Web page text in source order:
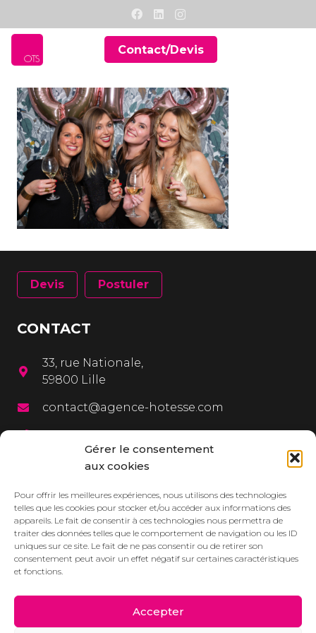
Gérer le consentement
aux cookies
Pour offrir les meilleures expériences, nous utilisons des technologies
telles que les cookies pour stocker et/ou accéder aux informations des
appareils. Le fait de consentir à ces technologies nous permettra de
traiter des données telles que le comportement de navigation ou les ID
uniques sur ce site. Le fait de ne pas consentir ou de retirer son
consentement peut avoir un effet négatif sur certaines caractéristiques
et fonctions.
Accepter
Contact/Devis
Devis Postuler
CONTACT
33, rue Nationale,
59800 Lille
contact@agence-hotesse.com
03 20 12 72 65
06 67 92 99 72
MENU
L’agence
Services
Dressbook
Réalisations